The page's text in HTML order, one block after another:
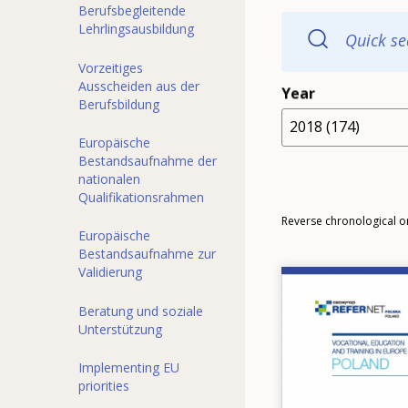
Berufsbegleitende
Lehrlingsausbildung
Vorzeitiges
Ausscheiden aus der
Berufsbildung
Europäische
Bestandsaufnahme der
nationalen
Qualifikationsrahmen
Europäische
Bestandsaufnahme zur
Validierung
Beratung und soziale
Unterstützung
Implementing EU
priorities
Quick
Year
2018 (174)
Order
Reverse chronological